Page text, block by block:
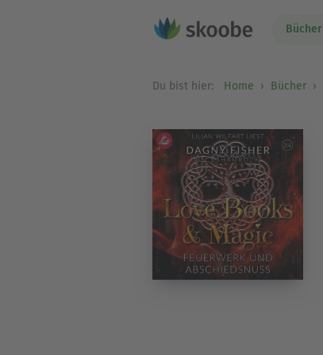
Bücher
Du bist hier: Home Bücher